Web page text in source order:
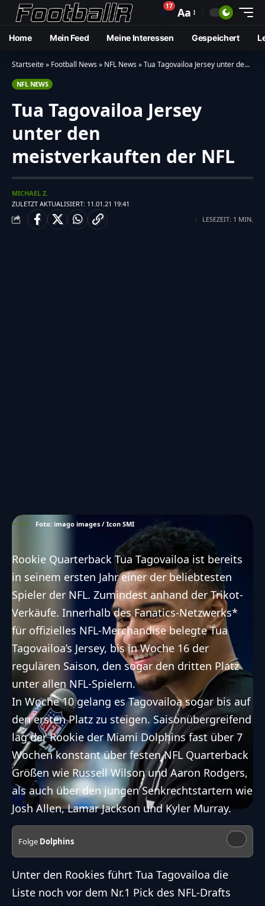
🔔17 Aa
Home Mein Feed Meine Interessen Gespeichert
Startseite» Football News» NFL News»Tua Tagovailoa Jersey unter den meistverkauften der NFL
NFL NEWS
Tua Tagovailoa Jersey
unter den
meistverkauften der NFL
ZULETZT AKTUALISIERT: 11.01.21 19:41
MICHAEL Z.
LESEZEIT: 1 MIN.
Foto: imago images / Icon SMI
Rookie Quarterback Tua Tagovailoa ist bereits
in seinem ersten Jahr einer der beliebtesten
Spieler der NFL. Zumindest anhand der Trikot-
Verkäufe. Innerhalb des Fanatics-Netzwerks*
für offizielles NFL-Merchandise belegte Tua
Tagovailoa’s Jersey, bis in Woche 16 der
regulären Saison, den sogar den dritten Platz
unter allen NFL-Spielern.
In Woche 10 gelang es Tagovailoa sogar bis auf
den ersten Platz zu steigen. Saisonübergreifend
lag der Rookie der Miami Dolphins fast über 7
Wochen konstant über festen NFL Quarterback
Größen wie Russell Wilson und Aaron Rodgers,
als auch über den jungen Senkrechtstartern wie
Josh Allen, Lamar Jackson und Kyler Murray.
Folge Dolphins
Unter den Rookies führt Tua Tagovailoa die
Liste noch vor dem Nr.1 Pick des NFL-Drafts